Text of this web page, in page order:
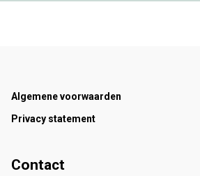
Footer
Algemene voorwaarden
Privacy statement
Contact